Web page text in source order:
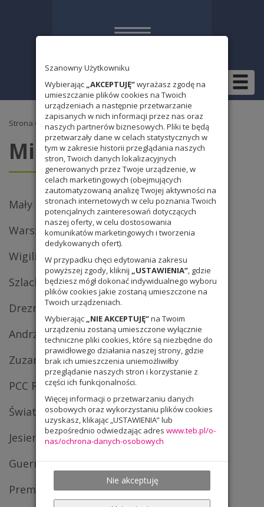
Szanowny Użytkowniku
Wybierając „AKCEPTUJĘ”wyrażasz zgodę na
umieszczanie plików cookies na Twoich
urządzeniach a następnie przetwarzanie
zapisanych w nich informacji przez nas oraz
naszych partnerów biznesowych. Pliki te będą
przetwarzały dane w celach statystycznych w
tym w zakresie historii przeglądania naszych
stron, Twoich danych lokalizacyjnych
generowanych przez Twoje urządzenie, w
celach marketingowych (obejmujących
zautomatyzowaną analizę Twojej aktywności na
stronach internetowych w celu poznania Twoich
potencjalnych zainteresowań dotyczących
naszej oferty, w celu dostosowania
komunikatów marketingowych i tworzenia
dedykowanych ofert).
W przypadku chęci edytowania zakresu
powyższej zgody, kliknij „USTAWIENIA”, gdzie
będziesz mógł dokonać indywidualnego wyboru
plików cookies jakie zostaną umieszczone na
Twoich urządzeniach.
Wybierając „NIE AKCEPTUJĘ”na Twoim
urządzeniu zostaną umieszczone wyłącznie
techniczne pliki cookies, które są niezbędne do
prawidłowego działania naszej strony, gdzie
brak ich umieszczenia uniemożliwiłby
przeglądanie naszych stron i korzystanie z
części ich funkcjonalności.
Więcej informacji o przetwarzaniu danych
osobowych oraz wykorzystaniu plików cookies
uzyskasz, klikając „USTAWIENIA” lub
bezpośrednio odwiedzając adres www.teb.pl/o-
nas/ochrona-danych-osobowych
Nie akceptuję
Strona Główna
Miesiąc:luty 2013
Mały Finał Konkursu Ojczyzny Polszczyzny
Warsztaty fotograficzne i filmowe
Wigilia 2013
Szlachetna Paczka 2013
Drezno 2013
Andrzejki 2013
Zuzanna i starcy – pantomima
PCC Rokita w Brzegu Dolnym
Światowy Dzień Życzliwości
Jesienny wernisaż
Guernika
Premiera opery „Poławiacze pereł”